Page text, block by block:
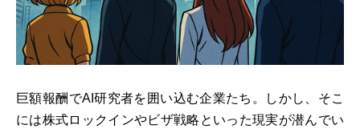
巨額報酬でAI研究者を囲い込む企業たち。しかし、そこ
には株式ロックインやビザ戦略といった現実が潜んでい